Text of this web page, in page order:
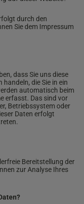
durch den
Sie dem Impressum
dass Sie uns diese
die Sie in ein
automatisch beim
erfasst. Das sind vor
Betriebssystem oder
Daten erfolgt
Bereitstellung der
zur Analyse Ihres